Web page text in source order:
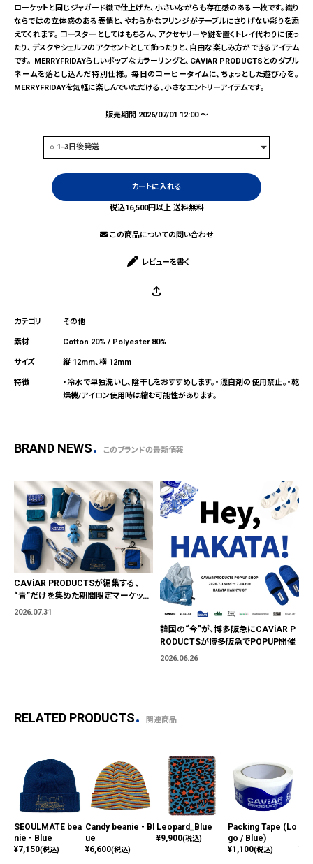
ローケットと同じジャガード織で仕上げた、小さいながらも存在感のある一枚です。織り
ならではの立体感のある表情と、やわらかなフリンジがテーブルにさりげない彩りを添
えてくれます。 コースターとしてはもちろん、アクセサリーや鍵を置くトレイ代わりに使っ
たり、デスクやシェルフのアクセントとして飾ったりと、自由な楽しみ方ができるアイテム
です。 MERRYFRIDAYらしいポップなカラーリングと、CAViAR PRODUCTSとのダブル
ネームを落とし込んだ特別仕様。 毎日のコーヒータイムに、ちょっとした遊び心を。
MERRYFRIDAYを気軽に楽しんでいただける、小さなエントリーアイテムです。
販売期間 2026/07/01 12:00〜
カートに入れる
税込16,500円以上 送料無料
この商品についての問い合わせ
レビューを書く
その他
Cotton 20% / Polyester 80%
縦 12mm、横 12mm
・冷水で単独洗いし、陰干しをおすすめします。・漂白剤の使用禁止。・乾
燥機/アイロン使用時は縮む可能性があります。
BRAND NEWS このブランドの最新情報
CAViAR PRODUCTSが編集する、
“青”だけを集めた期間限定マーケット
「BLUE MARKET」が横浜に。ブランド
2026.07.31
韓国の“今”が、博多阪急にCAViAR P
RODUCTSが博多阪急でPOPUP開催
2026.06.26
RELATED PRODUCTS 関連商品
SEOULMATE bea
nie - Blue
¥7,150(税込)
Candy beanie - Bl
ue
¥6,600(税込)
Leopard_Blue
¥9,900(税込)
Packing Tape (Lo
go / Blue)
¥1,100(税込)